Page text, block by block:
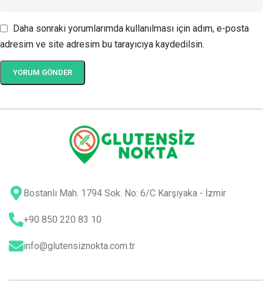
Daha sonraki yorumlarımda kullanılması için adım, e-posta
adresim ve site adresim bu tarayıcıya kaydedilsin.
Bostanlı Mah. 1794 Sok. No: 6/C Karşıyaka - İzmir
+90 850 220 83 10
info@glutensiznokta.com.tr